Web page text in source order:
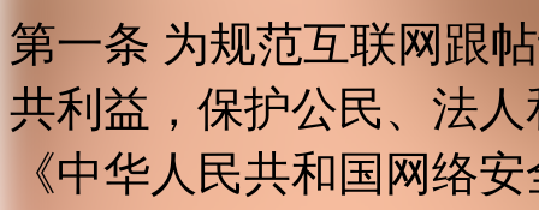
第一条 为规范互联网跟
共利益，保护公民、法
《中华人民共和国网络